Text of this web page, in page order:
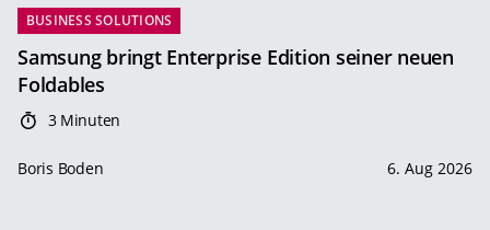
BUSINESS SOLUTIONS
Samsung bringt Enterprise Edition seiner neuen
Foldables
3 Minuten
Boris Boden 6. Aug 2026